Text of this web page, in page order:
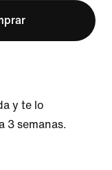
y te lo
3 semanas.